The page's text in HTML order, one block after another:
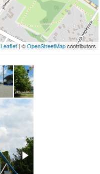
Leaflet| ©OpenStreetMapcontributors